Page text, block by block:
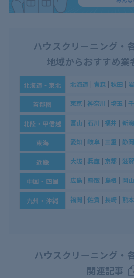
ハウスクリーニング・
地域からおすすめ業
北海道・東北 北海道 青森 秋田
首都圏 東京 |神奈川 埼玉
北陸・甲信越 富山 石川 |福井 新潟
東海 愛知 岐阜 三重 静岡
近畿 大阪| 兵庫 |京都 滋賀
中国・四国 広島| 鳥取 島根 岡山
九州・沖縄 福岡|佐賀 長崎 熊本
ハウスクリーニング・
関連記事